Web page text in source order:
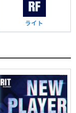
ライト